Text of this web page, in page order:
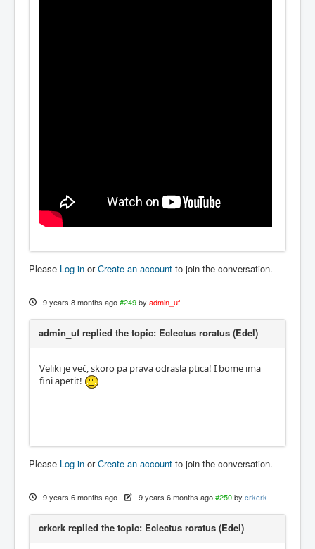
Please Log in orCreate an account to join the conversation.
9 years 8 months ago #249 by admin_uf
admin_uf replied the topic: Eclectus roratus (Edel)
Veliki je već, skoro pa prava odrasla ptica! I bome ima
fini apetit!
Please Log in orCreate an account to join the conversation.
9 years 6 months ago- 9 years 6 months ago #250 by crkcrk
crkcrk replied the topic: Eclectus roratus (Edel)